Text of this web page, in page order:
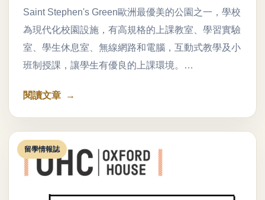
Saint Stephen's Green歐洲最優美的公園之一，學校
為現代化校園設施，有高規格的上課教室、學習實驗
室、學生休息室、無線網路和電腦，互動式教學及小
班制授課，讓學生有優良的上課環境。…
閱讀文章
留學情報誌